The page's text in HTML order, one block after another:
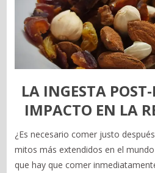
LA INGESTA
IMPACTO EN LA
¿Es necesario comer justo
mitos más extendidos en el
que hay que comer